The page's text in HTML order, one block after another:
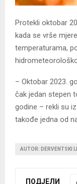
Protekli oktobar
kada se vrše
temperaturama,
– Oktobar 2023.
čak jedan stepen
godine – rekli su
takođe jedna od
AUTOR: DERVENTSKI
ПОДЈЕЛИ